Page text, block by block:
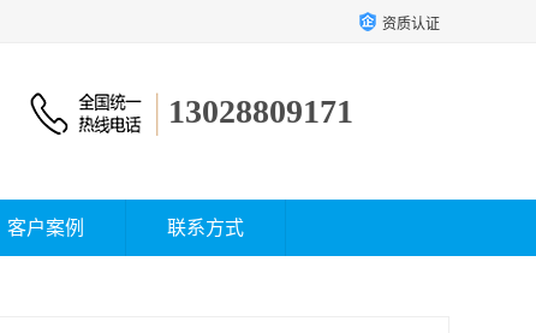
资质认证
13028809171
客户案例 联系方式